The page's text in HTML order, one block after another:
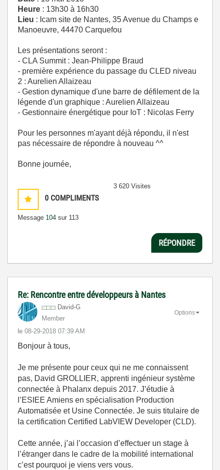
Heure : 13h30 à 16h30
Lieu : Icam site de Nantes, 35 Avenue du Champs e
Manoeuvre, 44470 Carquefou
Les présentations seront :
- CLA Summit : Jean-Philippe Braud
- première expérience du passage du CLED niveau
2 : Aurelien Allaizeau
- Gestion dynamique d'une barre de défilement de la
légende d'un graphique : Aurelien Allaizeau
- Gestionnaire énergétique pour IoT : Nicolas Ferry
Pour les personnes m'ayant déjà répondu, il n'est
pas nécessaire de répondre à nouveau ^^
Bonne journée,
0 COMPLIMENTS
Message 104 sur 113
3 620 Visites
RÉPONDRE
Re: Rencontre entre développeurs à Nantes
David-G
Member
le ‎08-29-2018 07:39 AM
Options
Bonjour à tous,
Je me présente pour ceux qui ne me connaissent
pas, David GROLLIER, apprenti ingénieur système
connectée à Phalanx depuis 2017. J’étudie à
l’ESIEE Amiens en spécialisation Production
Automatisée et Usine Connectée. Je suis titulaire de
la certification Certified LabVIEW Developer (CLD).
Cette année, j’ai l’occasion d’effectuer un stage à
l’étranger dans le cadre de la mobilité international
c’est pourquoi je viens vers vous.